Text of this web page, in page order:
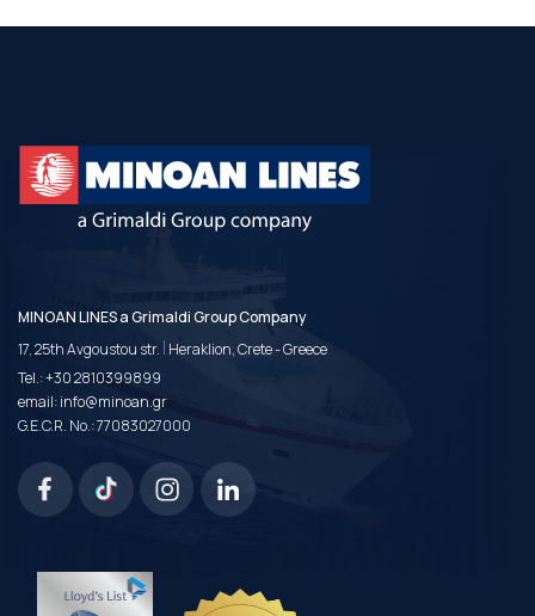
MINOAN LINES a Grimaldi Group Company
17, 25th Avgoustou str. | Heraklion, Crete - Greece
Tel.:+30 2810399899
email:info@minoan.gr
G.E.C.R. No.: 77083027000